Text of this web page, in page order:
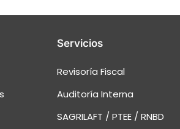
Servicios
Revisoría Fiscal
Auditoría Interna
SAGRILAFT / PTEE / RNBD